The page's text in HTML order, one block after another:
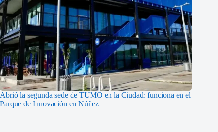
Abrió la segunda sede de TUMO en la Ciudad: funciona en el
Parque de Innovación en Núñez